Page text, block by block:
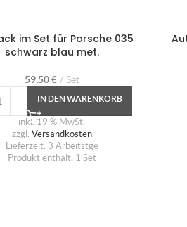
im Set für Porsche 035
schwarz blau met.
59,50€ Set
IN DEN WARENKORB
inkl. 19 % MwSt.
zzgl. Versandkosten
Lieferzeit: 3 Arbeitstge
Produkt enthält: 1 Set